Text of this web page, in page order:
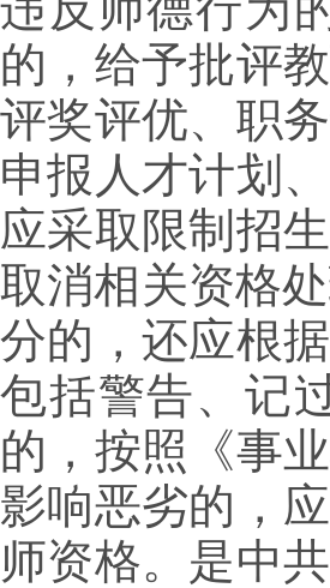
的，给予批评
评奖评优、职
申报人才计划
应采取限制招
取消相关资格
分的，还应根
包括警告、记
的，按照《事
影响恶劣的，
师资格。是中